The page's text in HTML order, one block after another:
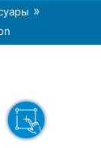
foto-
»